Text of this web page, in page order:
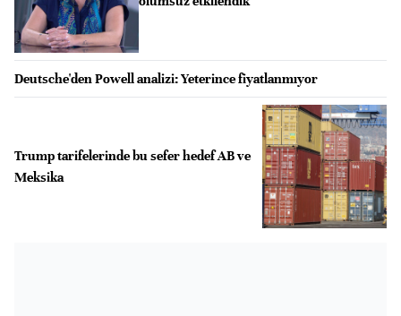
Deutsche'den Powell analizi: Yeterince fiyatlanmıyor
Trump tarifelerinde bu sefer hedef AB ve
Meksika